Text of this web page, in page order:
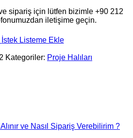
sipariş için lütfen bizimle +90 212
iletişime geçin.
İstek Listeme Ekle
Kategoriler: Proje Halıları
ve Nasıl Sipariş Verebilirim ?